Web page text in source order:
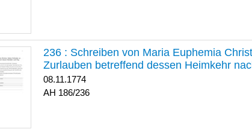
236 : Schreiben von Maria Euphemia
Zurlauben betreffend dessen Heimkehr
08.11.1774
186/236